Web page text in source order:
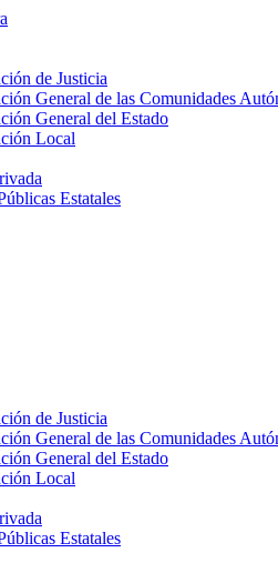
de Justicia
General de las Comunidades
General del Estado
Local
Estatales
de Justicia
General de las Comunidades
General del Estado
Local
Estatales